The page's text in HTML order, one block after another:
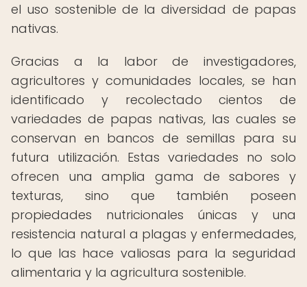
el uso sostenible de la diversidad de papas
nativas.
Gracias a la labor de investigadores,
agricultores y comunidades locales, se han
identificado y recolectado cientos de
variedades de papas nativas, las cuales se
conservan en bancos de semillas para su
futura utilización. Estas variedades no solo
ofrecen una amplia gama de sabores y
texturas, sino que también poseen
propiedades nutricionales únicas y una
resistencia natural a plagas y enfermedades,
lo que las hace valiosas para la seguridad
alimentaria y la agricultura sostenible.